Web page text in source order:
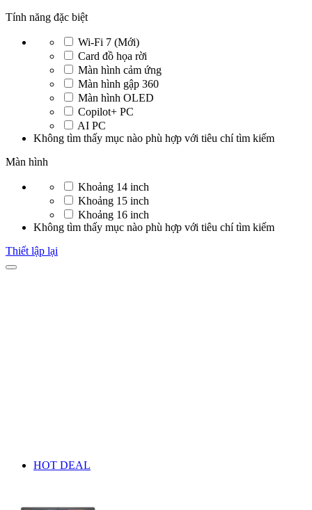
Tính năng đặc biệt
Wi-Fi 7 (Mới)
Card đồ họa rời
Màn hình cảm ứng
Màn hình gập 360
Màn hình OLED
Copilot+ PC
AI PC
Không tìm thấy mục nào phù hợp với tiêu chí tìm kiếm
Màn hình
Khoảng 14 inch
Khoảng 15 inch
Khoảng 16 inch
Không tìm thấy mục nào phù hợp với tiêu chí tìm kiếm
Thiết lập lại
HOT DEAL